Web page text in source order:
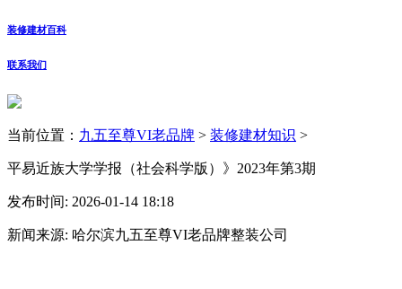
装修建材百科
联系我们
当前位置： 九五至尊VI老品牌 > 装修建材知识 >
平易近族大学学报（社会科学版）》2023年第3期
发布时间: 2026-01-14 18:18
新闻来源: 哈尔滨九五至尊VI老品牌整装公司